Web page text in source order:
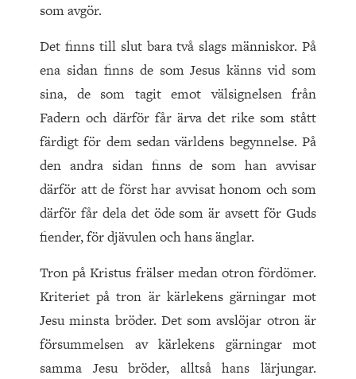
som avgör.
Det finns till slut bara två slags människor. På
ena sidan finns de som Jesus känns vid som
sina, de som tagit emot välsignelsen från
Fadern och därför får ärva det rike som stått
färdigt för dem sedan världens begynnelse. På
den andra sidan finns de som han avvisar
därför att de först har avvisat honom och som
därför får dela det öde som är avsett för Guds
fiender, för djävulen och hans änglar.
Tron på Kristus frälser medan otron fördömer.
Kriteriet på tron är kärlekens gärningar mot
Jesu minsta bröder. Det som avslöjar otron är
försummelsen av kärlekens gärningar mot
samma Jesu bröder, alltså hans lärjungar.